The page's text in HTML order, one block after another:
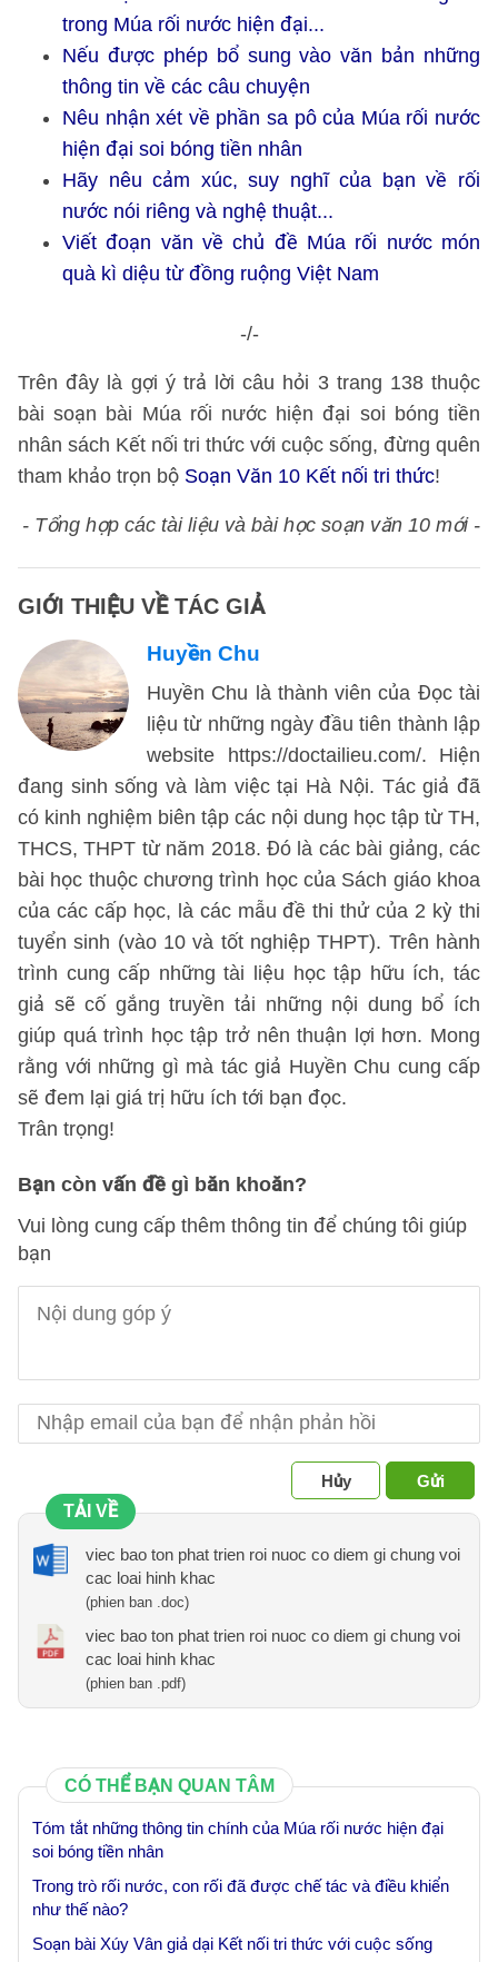
trong Múa rối nước hiện đại...
Nếu được phép bổ sung vào văn bản những
thông tin về các câu chuyện
Nêu nhận xét về phần sa pô của Múa rối nước
hiện đại soi bóng tiền nhân
Hãy nêu cảm xúc, suy nghĩ của bạn về rối
nước nói riêng và nghệ thuật...
Viết đoạn văn về chủ đề Múa rối nước món
quà kì diệu từ đồng ruộng Việt Nam
-/-
Trên đây là gợi ý trả lời câu hỏi 3 trang 138 thuộc
bài soạn bài Múa rối nước hiện đại soi bóng tiền
nhân sách Kết nối tri thức với cuộc sống, đừng quên
tham khảo trọn bộ Soạn Văn 10 Kết nối tri thức!
- Tổng hợp các tài liệu và bài học soạn văn 10 mới -
GIỚI THIỆU VỀ TÁC GIẢ
Huyền Chu
Huyền Chu là thành viên của Đọc tài
liệu từ những ngày đầu tiên thành lập
website https://doctailieu.com/. Hiện
đang sinh sống và làm việc tại Hà Nội. Tác giả đã
có kinh nghiệm biên tập các nội dung học tập từ TH,
THCS, THPT từ năm 2018. Đó là các bài giảng, các
bài học thuộc chương trình học của Sách giáo khoa
của các cấp học, là các mẫu đề thi thử của 2 kỳ thi
tuyển sinh (vào 10 và tốt nghiệp THPT). Trên hành
trình cung cấp những tài liệu học tập hữu ích, tác
giả sẽ cố gắng truyền tải những nội dung bổ ích
giúp quá trình học tập trở nên thuận lợi hơn. Mong
rằng với những gì mà tác giả Huyền Chu cung cấp
sẽ đem lại giá trị hữu ích tới bạn đọc.
Trân trọng!
Bạn còn vấn đề gì băn khoăn?
Vui lòng cung cấp thêm thông tin để chúng tôi giúp
bạn
Hủy
Gửi
TẢI VỀ
viec bao ton phat trien roi nuoc co diem gi chung voi
cac loai hinh khac
(phien ban .doc)
viec bao ton phat trien roi nuoc co diem gi chung voi
cac loai hinh khac
(phien ban .pdf)
CÓ THỂ BẠN QUAN TÂM
Tóm tắt những thông tin chính của Múa rối nước hiện đại
soi bóng tiền nhân
Trong trò rối nước, con rối đã được chế tác và điều khiển
như thế nào?
Soạn bài Xúy Vân giả dại Kết nối tri thức với cuộc sống